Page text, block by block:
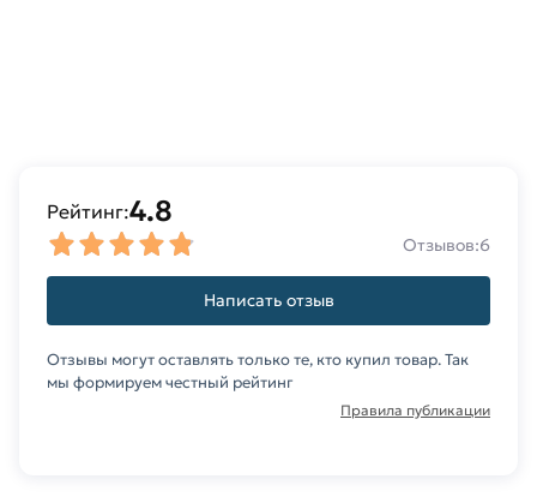
Рейтинг:4.8
Отзывов:6
Написать отзыв
Отзывы могут оставлять только те, кто купил товар. Так
мы формируем честный рейтинг
Правила публикации